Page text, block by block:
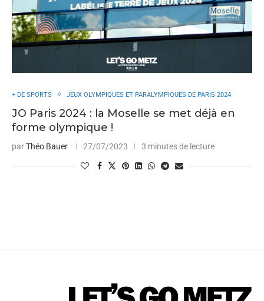
+ DE SPORTS JEUX OLYMPIQUES ET PARALYMPIQUES DE PARIS 2024
JO Paris 2024 : la Moselle se met déjà en
forme olympique !
parThéo Bauer 27/07/2023 3 minutes de lecture